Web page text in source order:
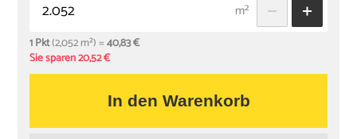
m²
1 Pkt(2,052 m²) =40,83 €
Sie sparen 20,52 €
In den Warenkorb